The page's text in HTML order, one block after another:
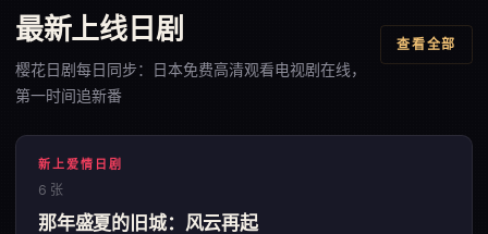
最新上线日剧
樱花日剧每日同步：日本免费高清观看电视剧在线，
第一时间追新番
查看全部
新上爱情日剧
6 张
那年盛夏的旧城：风云再起